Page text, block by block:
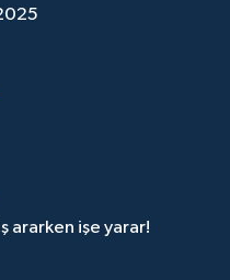
ararken işe yarar!